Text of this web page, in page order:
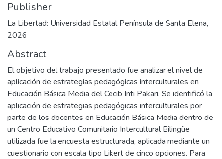
Publisher
La Libertad: Universidad Estatal Península de Santa Elena,
2026
Abstract
El objetivo del trabajo presentado fue analizar el nivel de
aplicación de estrategias pedagógicas interculturales en
Educación Básica Media del Cecib Inti Pakari. Se identificó la
aplicación de estrategias pedagógicas interculturales por
parte de los docentes en Educación Básica Media dentro de
un Centro Educativo Comunitario Intercultural Bilingüe
utilizada fue la encuesta estructurada, aplicada mediante un
cuestionario con escala tipo Likert de cinco opciones. Para